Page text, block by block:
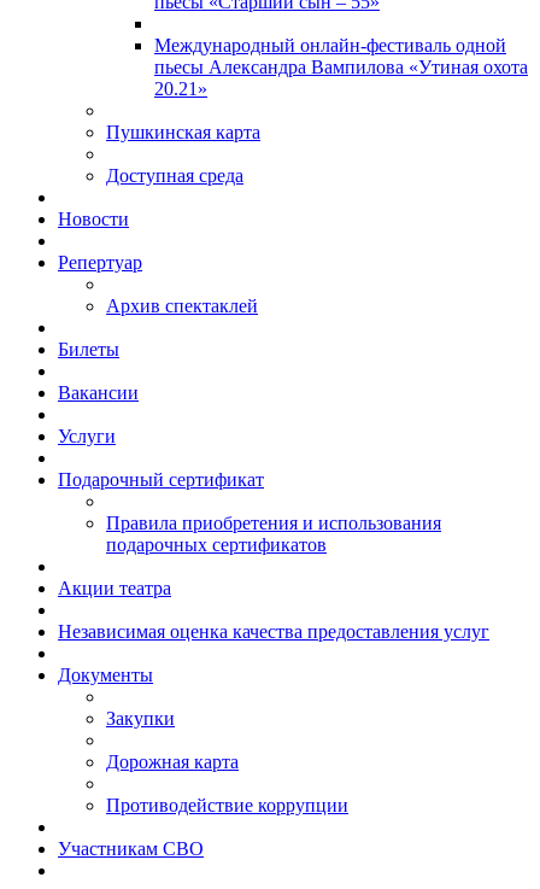
Международный онлайн-фестиваль одной
пьесы Александра Вампилова «Утиная охота
20.21»
Пушкинская карта
Доступная среда
Новости
Репертуар
Архив спектаклей
Билеты
Вакансии
Услуги
Подарочный сертификат
Правила приобретения и использования
подарочных сертификатов
Акции театра
Независимая оценка качества предоставления услуг
Документы
Закупки
Дорожная карта
Противодействие коррупции
Участникам СВО